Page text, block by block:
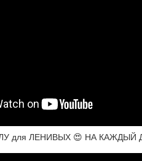
для ЛЕНИВЫХ 😍 НА КАЖДЫЙ